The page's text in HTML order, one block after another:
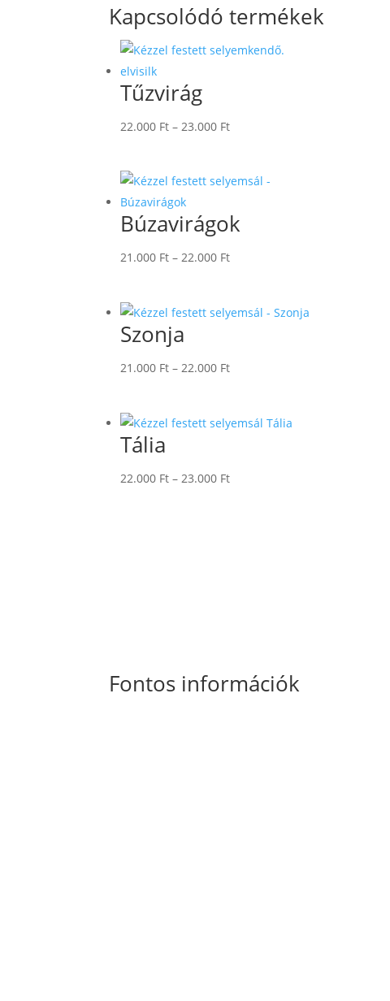
Kapcsolódó termékek
Tűzvirág
22.000 Ft – 23.000 FtÁrtartomány:
23.000 Ft
Búzavirágok
21.000 Ft – 22.000 FtÁrtartomány:
22.000 Ft
Szonja
21.000 Ft – 22.000 FtÁrtartomány:
22.000 Ft
Tália
22.000 Ft – 23.000 FtÁrtartomány:
Fontos információk